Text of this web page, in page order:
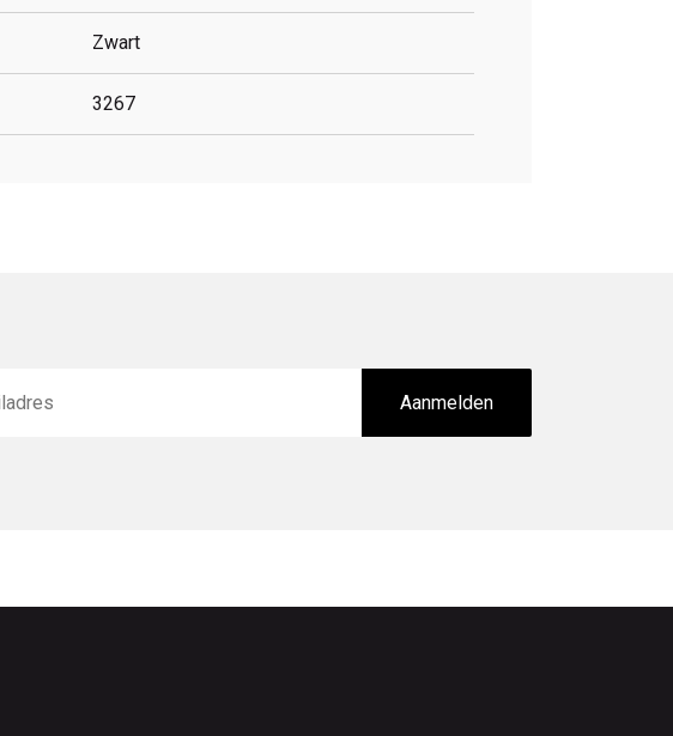
Zwart
3267
Aanmelden